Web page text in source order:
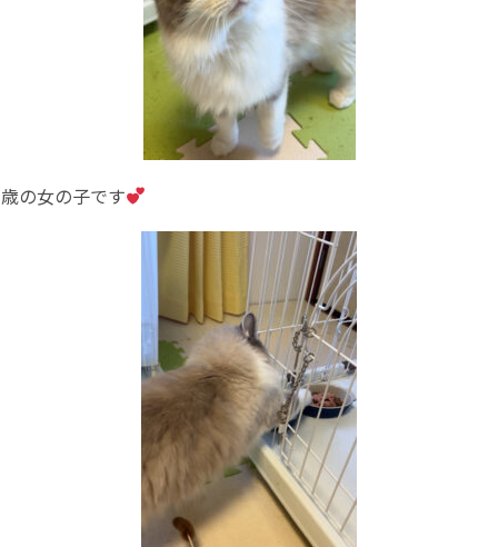
の女の子です